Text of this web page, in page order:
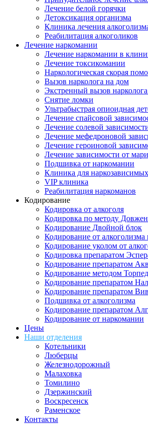
Лечение белой горячки
Детоксикация организма
Клиника лечения
Реабилитация алкоголиков
Лечение наркомании
Лечение наркомании в
Лечение токсикомании
Наркологическая скорая
Вызов нарколога на дом
Экстренный вызов
Снятие ломки
Ультрабыстрая опиоидная
Лечение спайсовой
Лечение солевой
Лечение мефедроновой
Лечение героиновой
Лечение зависимости от
Подшивка от наркомании
Клиника для наркозависимых
VIP клиника
Реабилитация наркоманов
Кодирование
Кодировка от алкоголя
Кодировка по методу
Кодирование Двойной блок
Кодирование от алкоголизма
Кодирование уколом от
Кодировка препаратом
Кодирование препаратом
Кодирование методом
Кодирование препаратом
Кодирование препаратом
Подшивка от алкоголизма
Кодирование препаратом
Кодирование от наркомании
Цены
Наши отделения
Котельники
Люберцы
Железнодорожный
Малаховка
Томилино
Дзержинский
Воскресенск
Раменское
Контакты